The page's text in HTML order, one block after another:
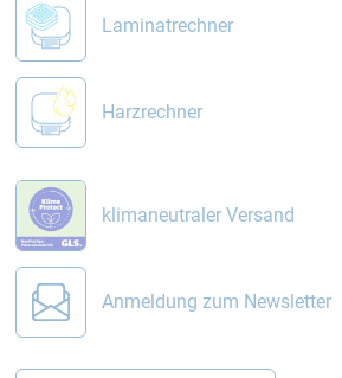
Laminatrechner
Harzrechner
klimaneutraler Versand
Anmeldung zum Newsletter